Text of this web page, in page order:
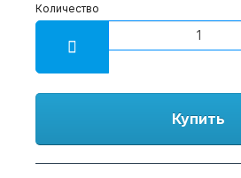
Количество
Купить